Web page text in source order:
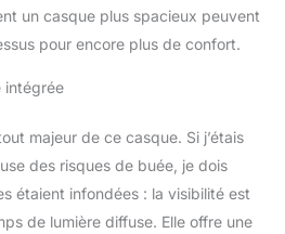
un casque plus spacieux peuvent
pour encore plus de confort.
intégrée
majeur de ce casque. Si j’étais
des risques de buée, je dois
étaient infondées : la visibilité est
de lumière diffuse. Elle offre une